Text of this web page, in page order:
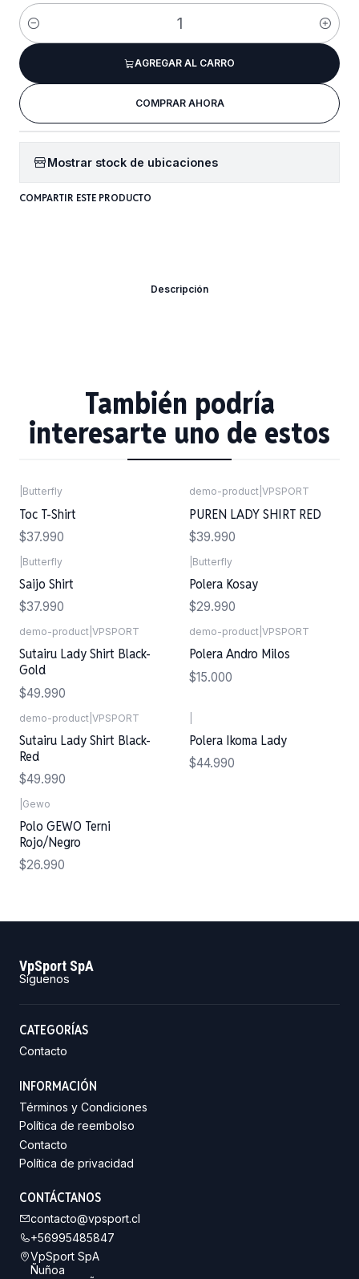
Cantidad
AGREGAR AL CARRO
COMPRAR AHORA
Mostrar stock de ubicaciones
COMPARTIR ESTE PRODUCTO
Descripción
También podría
interesarte uno de estos
Butterfly
Toc T-Shirt
$37.990
demo-product VPSPORT
PUREN LADY SHIRT RED
$39.990
Butterfly
Saijo Shirt
$37.990
Butterfly
Polera Kosay
$29.990
demo-product VPSPORT
Sutairu Lady Shirt Black-
Gold
$49.990
demo-product VPSPORT
Polera Andro Milos
$15.000
demo-product VPSPORT
Sutairu Lady Shirt Black-
Red
$49.990
Polera Ikoma Lady
$44.990
Gewo
Polo GEWO Terni
Rojo/Negro
$26.990
VpSport SpA
Síguenos
CATEGORÍAS
Contacto
INFORMACIÓN
Términos y Condiciones
Política de reembolso
Contacto
Política de privacidad
CONTÁCTANOS
contacto@vpsport.cl
+56995485847
VpSport SpA
Ñuñoa